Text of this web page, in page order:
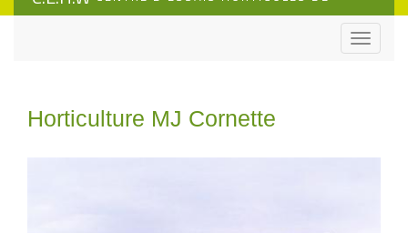
Toggle
Horticulture MJ Cornette